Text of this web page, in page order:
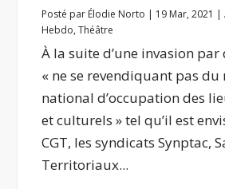
Posté par Élodie Norto | 19 Mar, 2021 |
Hebdo,Théâtre
À la suite d’une invasion par
« ne se revendiquant pas
national d’occupation des
et culturels » tel qu’il est
CGT, les syndicats Synptac,
Territoriaux...